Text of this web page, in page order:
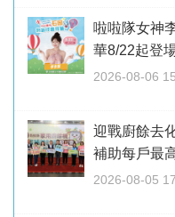
啦啦隊女神
華8/22起登
2026-08-06
迎戰廚餘去
補助每戶最
2026-08-05